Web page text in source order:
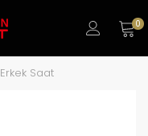
0
Erkek Saat